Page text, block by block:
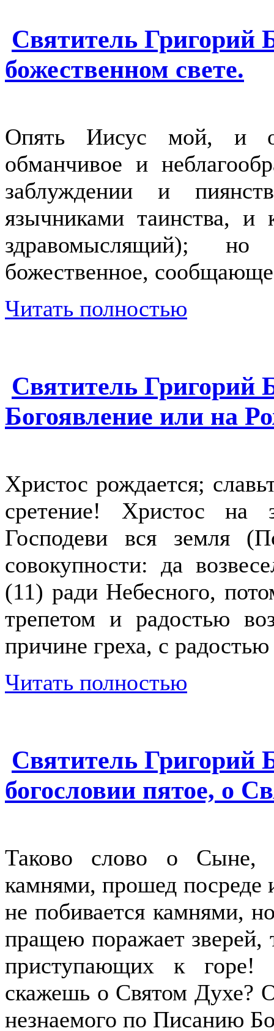
Святитель Григорий
божественном свете.
Опять Иисус мой, и
обманчивое и
заблуждении и
язычниками таинства, и
здравомыслящий);
божественное,
Читать полностью
Святитель Григорий
Богоявление или на
Христос рождается;
сретение! Христос на
Господеви вся земля
совокупности: да
(11) ради Небесного,
трепетом и радостью
причине греха, с
Читать полностью
Святитель Григорий
богословии пятое, о
Таково слово о Сыне,
камнями, прошед посреде
не побивается камнями,
пращею поражает
приступающих к
скажешь о Святом Духе?
незнаемого по Писанию